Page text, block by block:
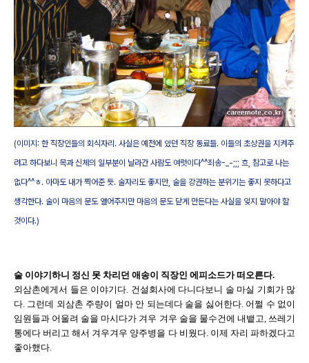
(이미지: 한 직장인들의 회식자리. 사실은 예전에 있던 직장 동료들. 이들의 초상권을 지켜주
려고 하다보니 목과 신체의 일부분이 날라간 사람도 여럿이다^^죄송-_-;;; 흐, 참고로 나는
없다^^ㅎ. 아마도 내가 찍어준 듯. 술자리도 좋지만, 술을 강권하는 분위기는 좋지 못하다고
생각한다. 술이 마음의 문도 열어주지만 마음의 문도 닫게 만든다는 사실을 잊지 말아야 할
것이다.)
술 이야기하니 정신 못 차리던 애송이 직장인 에피소드가 떠오른다.
외삼촌에게서 들은 이야기다. 건설회사에 다니다보니 술 마실 기회가 많
다. 그런데 외삼촌 주량이 얼마 안 되는데다 술을 싫어한다. 어쩔 수 없이
임원들과 어울려 술을 마시다가 겨우 겨우 술을 물수건에 내뱉고, 쓰레기
통에다 버리고 해서 겨우겨우 양주병을 다 비웠다. 이제 자리 파하겠다고
좋아했다.